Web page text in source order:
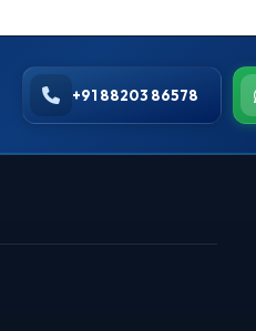
+91 88203 86578